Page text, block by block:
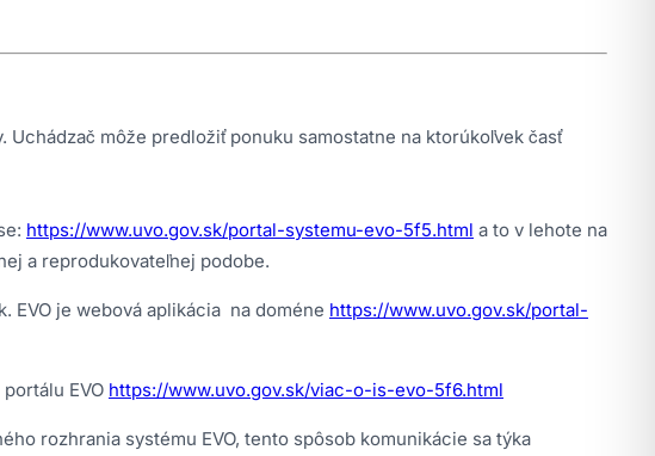
môže predložiť ponuku samostatne na ktorúkoľvek časť
https://www.uvo.gov.sk/portal-systemu-evo-5f5.html a to v lehote na
a reprodukovateľnej podobe.
EVO je webová aplikácia na doméne https://www.uvo.gov.sk/portal-
EVO https://www.uvo.gov.sk/viac-o-is-evo-5f6.html
rozhrania systému EVO, tento spôsob komunikácie sa týka